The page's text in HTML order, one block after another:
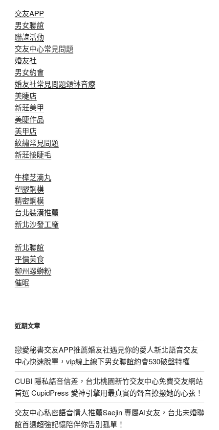
交友APP
男女聯誼
聯誼活動
交友中心常見問題
婚友社
男女約會
婚友社常見問題頌缽音療
美睫店
新莊美甲
美睫作品
美甲店
紋繡常見問題
新莊接睫毛
牛樟芝滴丸
塑膠鋼模
精密鋼模
台北裝潢推薦
新北沙發工廠
新北聯誼
平價美食
柳州螺螄粉
催眠
近期文章
戀愛秘書交友APP推薦婚友社遇見你的愛人新北語音交友
中心快速脫單，vip線上線下男女聯誼約會530破盤特權
CUBI 隱私語音信差，台北桃園新竹交友中心免費交友網站
首選 CupidPress 愛神引擎用最真實的聲音撩撥她的心弦！
交友中心私密語音情人推薦Saejin 專屬AI女友，台北未婚聯
誼首選超強記憶陪伴你告別孤單！